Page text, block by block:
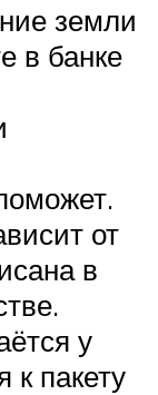
земли
в банке
от
в
у
к пакету